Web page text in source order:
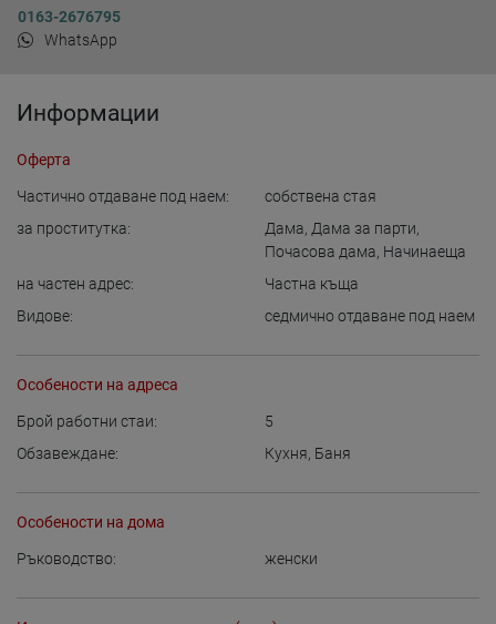
0163-2676795
WhatsApp
Информации
Оферта
Частично отдаване под наем:
собствена стая
за проститутка:
Дама, Дама за парти,
Почасова дама, Начинаеща
на частен адрес:
Частна къща
Видове:
седмично отдаване под наем
Особености на адреса
Брой работни стаи:
5
Обзавеждане:
Кухня, Баня
Особености на дома
Ръководство: женски